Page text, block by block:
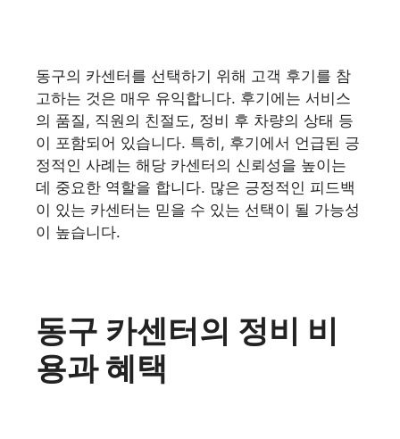
동구의 카센터를 선택하기 위해 고객 후기를 참
고하는 것은 매우 유익합니다. 후기에는 서비스
의 품질, 직원의 친절도, 정비 후 차량의 상태 등
이 포함되어 있습니다. 특히, 후기에서 언급된 긍
정적인 사례는 해당 카센터의 신뢰성을 높이는
데 중요한 역할을 합니다. 많은 긍정적인 피드백
이 있는 카센터는 믿을 수 있는 선택이 될 가능성
이 높습니다.
동구 카센터의 정비 비
용과 혜택